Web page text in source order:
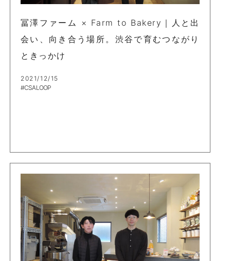
冨澤ファーム × Farm to Bakery｜人と出
会い、向き合う場所。渋谷で育むつながり
ときっかけ
2021/12/15
#CSA LOOP